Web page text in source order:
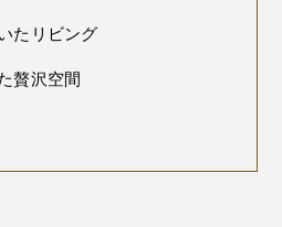
たリビング
贅沢空間